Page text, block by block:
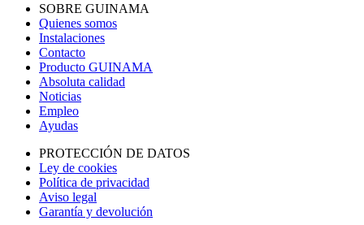
SOBRE GUINAMA
Quienes somos
Instalaciones
Contacto
Producto GUINAMA
Absoluta calidad
Noticias
Empleo
Ayudas
PROTECCIÓN DE DATOS
Ley de cookies
Política de privacidad
Aviso legal
Garantía y devolución